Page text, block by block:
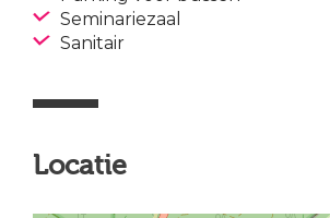
Seminariezaal
Sanitair
Locatie